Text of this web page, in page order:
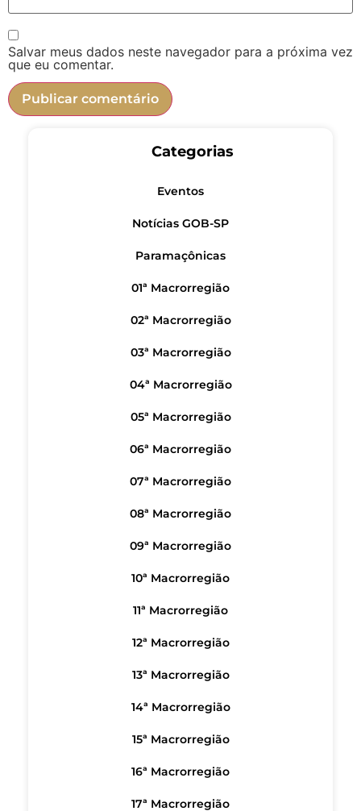
Salvar meus dados neste navegador para a próxima vez
que eu comentar.
Categorias
Eventos
Notícias GOB-SP
Paramaçônicas
01ª Macrorregião
02ª Macrorregião
03ª Macrorregião
04ª Macrorregião
05ª Macrorregião
06ª Macrorregião
07ª Macrorregião
08ª Macrorregião
09ª Macrorregião
10ª Macrorregião
11ª Macrorregião
12ª Macrorregião
13ª Macrorregião
14ª Macrorregião
15ª Macrorregião
16ª Macrorregião
17ª Macrorregião